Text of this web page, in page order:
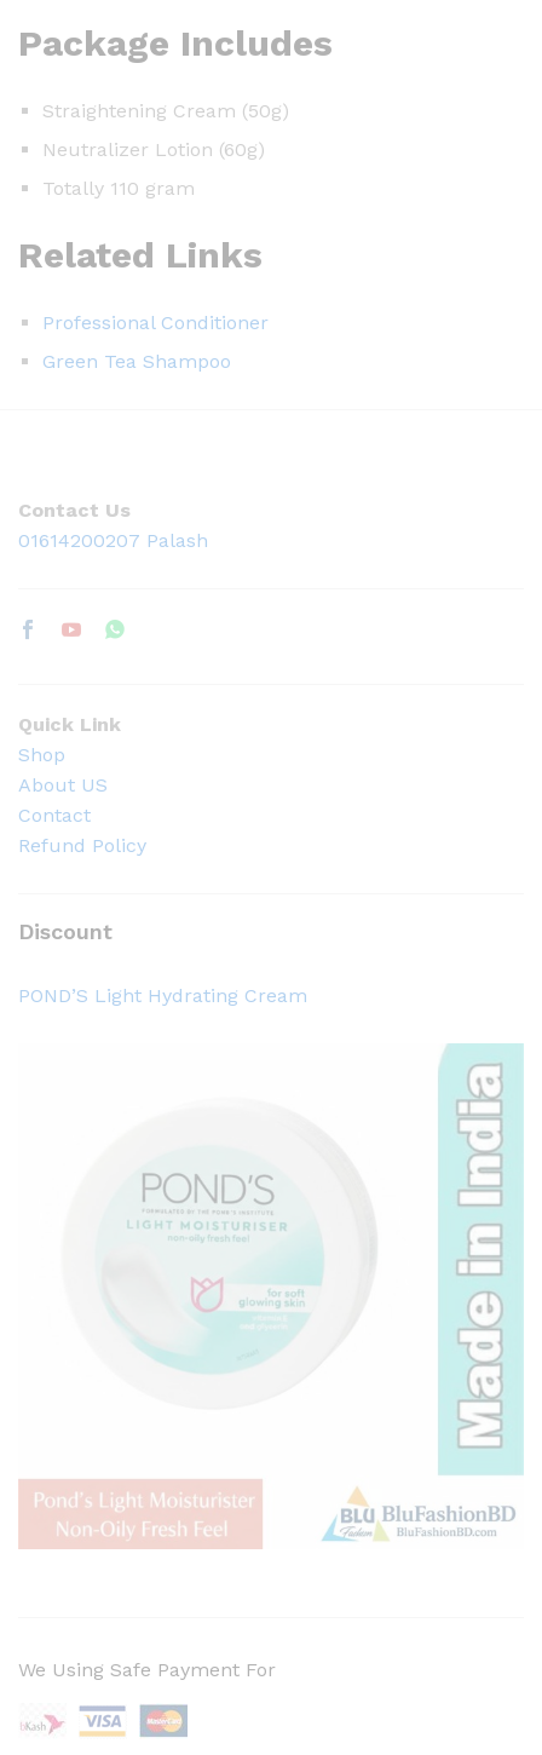
Package Includes
Straightening Cream (50g)
Neutralizer Lotion (60g)
Totally 110 gram
Related Links
Professional Conditioner
Green Tea Shampoo
Contact Us
01614200207 Palash
Quick Link
Shop
About US
Contact
Refund Policy
Discount
POND’S Light Hydrating Cream
We Using Safe Payment For